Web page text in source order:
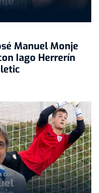
Manuel Monje
Iago Herrerín